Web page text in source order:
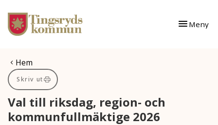
Gå till innehåll
Gå till huvudmeny
Meny
Du är här:
Hem
Skriv ut
Val till riksdag, region- och
kommunfullmäktige 2026